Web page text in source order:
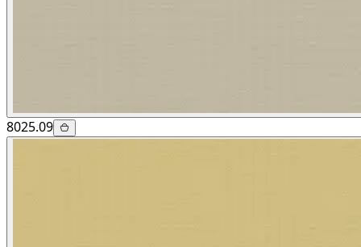
8025.09